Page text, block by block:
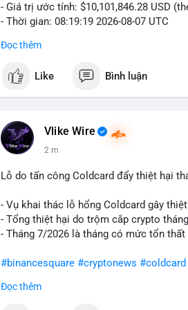
- Giá trị ước tính: $10,101,846.28 USD
- Thời gian: 08:19:19 2026-08-07 UTC
Nhận định phân tích: Giao dịch 156.79
hữu tài sản lớn. Việc di chuyển khối
kịch bản: chuẩn bị bán trên sàn tập
điều chỉnh trong ngắn hạn. Ngược lại,
cực, củng cố niềm tin cho xu hướng tăng.
nên hành động vội vàng khi chưa có dữ
#156dot79btc #10trieuusd #mempoolbtc
Đọc thêm
Like Bình luận
Vlike Wire
2 m
Lỗ do tấn công Coldcard đẩy thiệt hại
- Vụ khai thác lỗ hổng Coldcard gây
- Tổng thiệt hại do trộm cắp crypto
- Tháng 7/2026 là tháng có mức tổn
#binancesquare #cryptonews #coldcard
$btc $eth
Đọc thêm